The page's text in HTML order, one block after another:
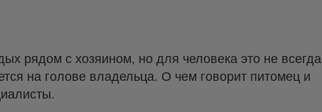
рядом с хозяином, но для человека это не всегда
на голове владельца. О чем говорит питомец и